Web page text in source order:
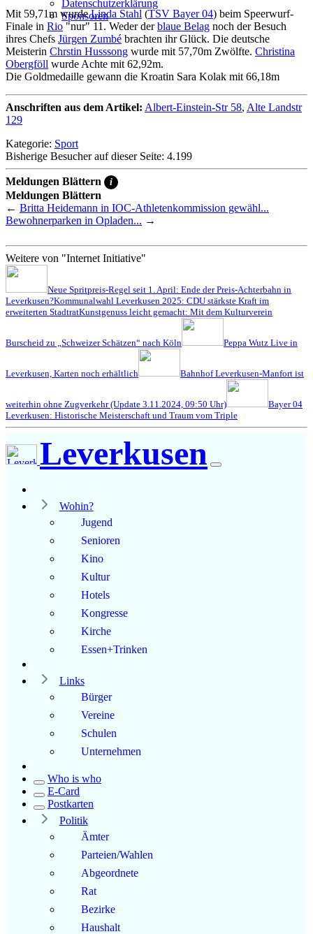
Datenschutzerklärung
Sponsoren
Mit 59,71m wurdeLinda Stahl (TSV Bayer 04) beim Speerwurf-
Finale in Rio "nur" 11. Weder derblaue Belag noch der Besuch
ihres Chefs Jürgen Zumbé brachten ihr Glück. Die deutsche
Meisterin Chrstin Husssong wurde mit 57,70m Zwölfte. Christina
Obergföll wurde Achte mit 62,92m.
Die Goldmedaille gewann die Kroatin Sara Kolak mit 66,18m
Anschriften aus dem Artikel: Albert-Einstein-Str 58, Alte Landstr
129
Kategorie: Sport
Bisherige Besucher auf dieser Seite: 4.199
Meldungen Blättern i
Meldungen Blättern
← Britta Heidemann in IOC-Athletenkommission gewähl...
Bewohnerparken in Opladen... →
Weitere von "Internet Initiative"
Neue Spritpreis-Regel seit 1. April: Ende der Preis-Achterbahn in
Leverkusen?Kommunalwahl Leverkusen 2025: CDU stärkste Kraft im
erweiterten StadtratKunstgenuss leicht gemacht: Mit dem Kulturverein
Burscheid zu „Schweizer Schätzen“ nach Köln Peppa Wutz Live in
Leverkusen, Karten noch erhältlich Bahnhof Leverkusen-Manfort ist
weiterhin ohne Zugverkehr (Update 3.11.2024, 09:50 Uhr)
Bayer 04
Leverkusen: Historische Meisterschaft und Traum vom Triple
Leverkusen
Wohin?
Jugend
Senioren
Kino
Kultur
Hotels
Kongresse
Kirche
Essen+Trinken
Links
Bürger
Vereine
Schulen
Unternehmen
Who is who
E-Card
Postkarten
Politik
Ämter
Parteien/Wahlen
Abgeordnete
Rat
Bezirke
Haushalt